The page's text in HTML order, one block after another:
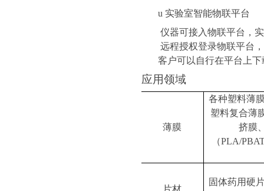
u 实验室智能物联平台
仪器可接入物联平台，
远程授权登录物联平台
客户可以自行在平台上
应用领域
薄膜
各种塑料薄
塑料复合薄
挤膜
（PLA/
片材
固体药用硬